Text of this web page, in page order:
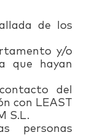
de los
y/o
que hayan
del
con LEAST
S.L.
personas